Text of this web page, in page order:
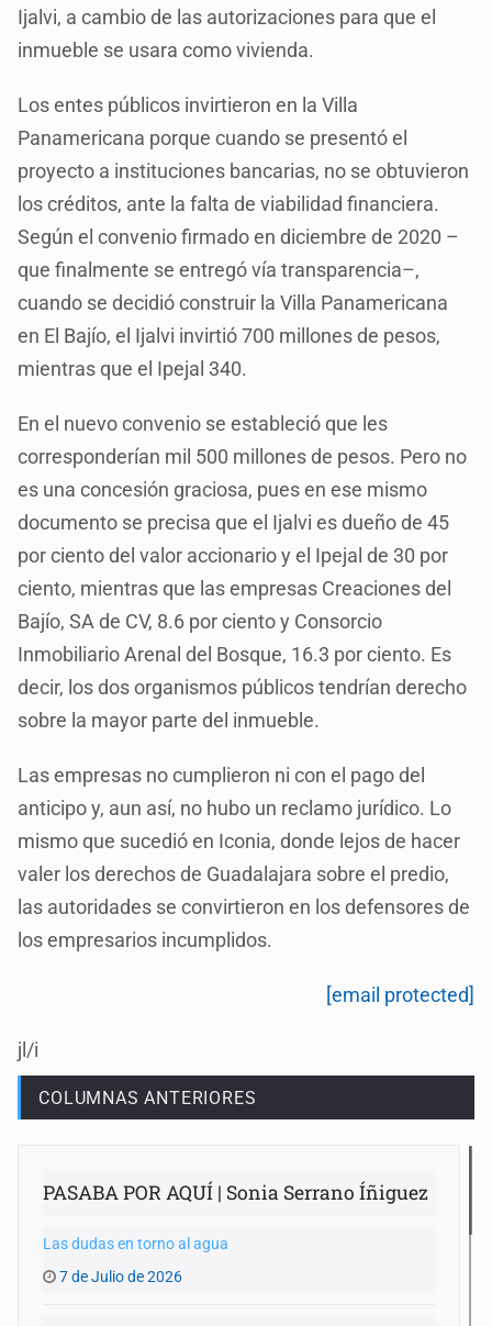
Ijalvi, a cambio de las autorizaciones para que el
inmueble se usara como vivienda.
Los entes públicos invirtieron en la Villa
Panamericana porque cuando se presentó el
proyecto a instituciones bancarias, no se obtuvieron
los créditos, ante la falta de viabilidad financiera.
Según el convenio firmado en diciembre de 2020 –
que finalmente se entregó vía transparencia–,
cuando se decidió construir la Villa Panamericana
en El Bajío, el Ijalvi invirtió 700 millones de pesos,
mientras que el Ipejal 340.
En el nuevo convenio se estableció que les
corresponderían mil 500 millones de pesos. Pero no
es una concesión graciosa, pues en ese mismo
documento se precisa que el Ijalvi es dueño de 45
por ciento del valor accionario y el Ipejal de 30 por
ciento, mientras que las empresas Creaciones del
Bajío, SA de CV, 8.6 por ciento y Consorcio
Inmobiliario Arenal del Bosque, 16.3 por ciento. Es
decir, los dos organismos públicos tendrían derecho
sobre la mayor parte del inmueble.
Las empresas no cumplieron ni con el pago del
anticipo y, aun así, no hubo un reclamo jurídico. Lo
mismo que sucedió en Iconia, donde lejos de hacer
valer los derechos de Guadalajara sobre el predio,
las autoridades se convirtieron en los defensores de
los empresarios incumplidos.
[email protected]
jl/i
COLUMNAS ANTERIORES
PASABA POR AQUÍ | Sonia Serrano Íñiguez
Las dudas en torno al agua
7 de Julio de 2026